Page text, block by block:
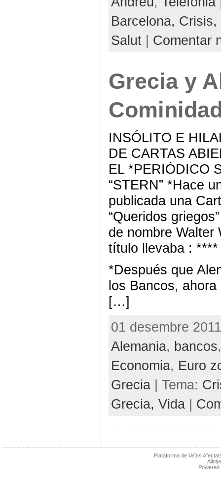
Barcelona, Crisis,
Salut| Comentar
Grecia y
INSÓLITO E
DE CARTAS
EL *PERIÓDICO
“STERN” *Hace
publicada una
“Queridos
de nombre Walter
título llevaba : ****
*Después que
los Bancos,
[…]
01 desembre
Alemania, bancos
Economia, Euro
Grecia| Tema:
Grecia, Vida|
Plataforma de Veïns